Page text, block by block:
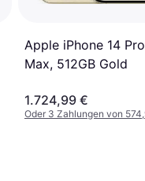
Apple iPhone 14 Pro
Max, 512GB Gold
1.724,99 €
Oder 3 Zahlungen von